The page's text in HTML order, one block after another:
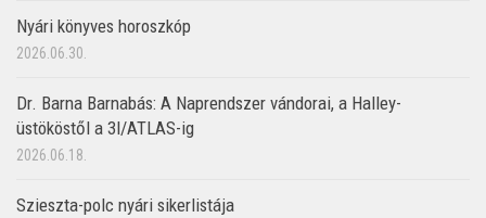
Nyári könyves horoszkóp
2026.06.30.
Dr. Barna Barnabás: A Naprendszer vándorai, a Halley-
üstököstől a 3I/ATLAS-ig
2026.06.18.
Szieszta-polc nyári sikerlistája